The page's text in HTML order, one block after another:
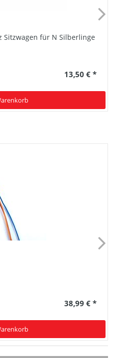
Sitzwagen für N Silberlinge
13,50 € *
38,99 € *